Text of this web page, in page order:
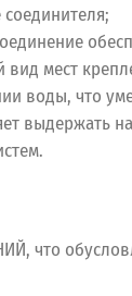
мест
что
выдержать